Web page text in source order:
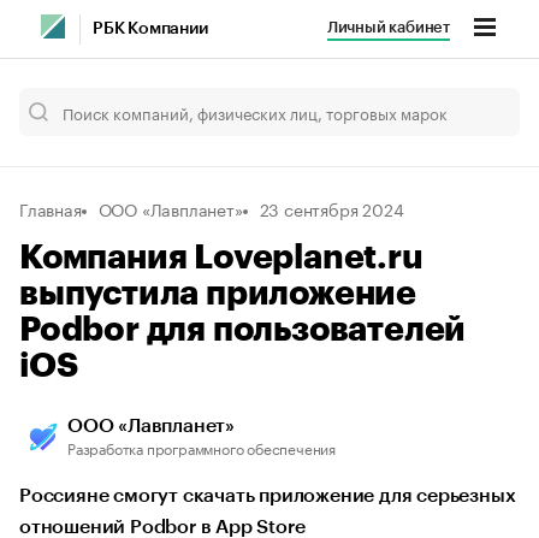
РБК Компании Личный кабинет
Главная ООО «Лавпланет» 23 сентября 2024
Компания Loveplanet.ru
выпустила приложение
Podbor для пользователей
iOS
ООО «Лавпланет»
Разработка программного обеспечения
Россияне смогут скачать приложение для серьезных
отношений Podbor в App Store